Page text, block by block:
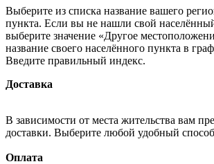
Выберите из списка название вашего
пункта. Если вы не нашли свой
выберите значение «Другое
название своего населённого пункта в
Введите правильный индекс.
Доставка
В зависимости от места жительства вам
доставки. Выберите любой удобный
Оплата